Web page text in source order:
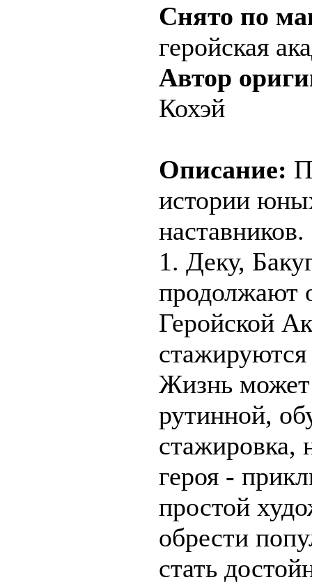
Снято по
геройская
Автор
Кохэй
Описание:
истории
наставников.
1. Деку,
продолжают
Геройской
Жизнь может
рутинной,
стажировка,
героя -
простой
обрести
стать